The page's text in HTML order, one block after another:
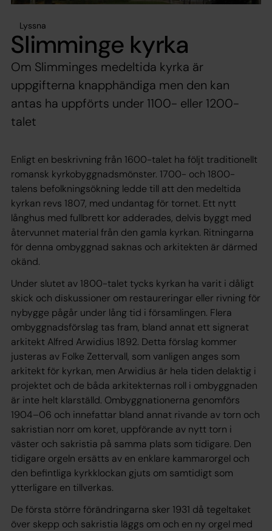
Lyssna
Slimminge kyrka
Om Slimminges medeltida kyrka är
uppgifterna knapphändiga men den kan
antas ha uppförts under 1100- eller 1200-
talet
Enligt en beskrivning från 1600-talet ha följt traditionellt
romansk kyrkobyggnadsmönster. 1700- och 1800-
talens befolkningsökning ledde till att den medeltida
kyrkan revs 1807, med undantag för tornet. Ett nytt
långhus med fullbrett kor adderades, delvis byggt med
återvunnet material från den gamla kyrkan. Ritningarna
för denna ombyggnad saknas och arkitekten är därmed
okänd.
Under slutet av 1800-talet tycks kyrkan ha varit i dåligt
skick och diskussioner om restaureringar eller rivning för
nybygge pågår under lång tid i församlingen. Flera
ombyggnadsförslag tas fram, bland annat ett signerat
arkitekt Alfred Arwidius 1892. Detta förslag kommer
justeras av Folke Zettervall, som vanligen anges som
arkitekt för kyrkan, men Arwidius är hela tiden delaktig i
projektet och de båda arkitekternas roll i ombyggnaden
är inte helt klarställd. Ombyggnationerna genomförs
1904–06 och innefattar bland annat rivande av torn och
sakristian norr om koret, uppförande av nytt torn i
väster och sakristia på samma plats som tidigare. Den
tidigare orgeln ersätts av en enklare kammarorgel och
den befintliga kyrkklockan gjuts om samtidigt som
ytterligare en tillverkas.
De första större förändringarna sker 1931 då tegeltaket
över skepp och sakristia läggs om och en ny orgel med